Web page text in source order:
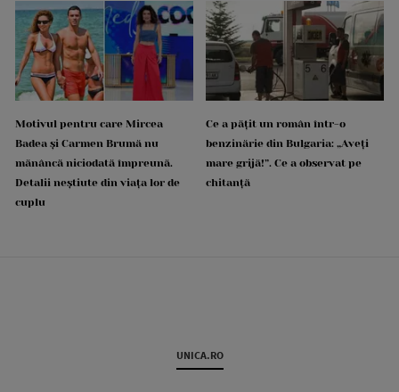
Motivul pentru care Mircea
Badea și Carmen Brumă nu
mănâncă niciodată împreună.
Detalii neștiute din viața lor de
cuplu
Ce a pățit un român într-o
benzinărie din Bulgaria: „Aveți
mare grijă!”. Ce a observat pe
chitanță
UNICA.RO